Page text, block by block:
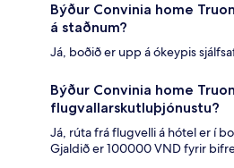
Býður Convinia home
á staðnum?
Já, boðið er upp á ókeypis
Býður Convinia home
flugvallarskutluþjónustu?
Já, rúta frá flugvelli á hótel er í
Gjaldið er 100000 VND fyrir